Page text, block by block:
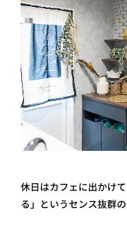
休日はカフェに出かけ
る」というセンス抜群の